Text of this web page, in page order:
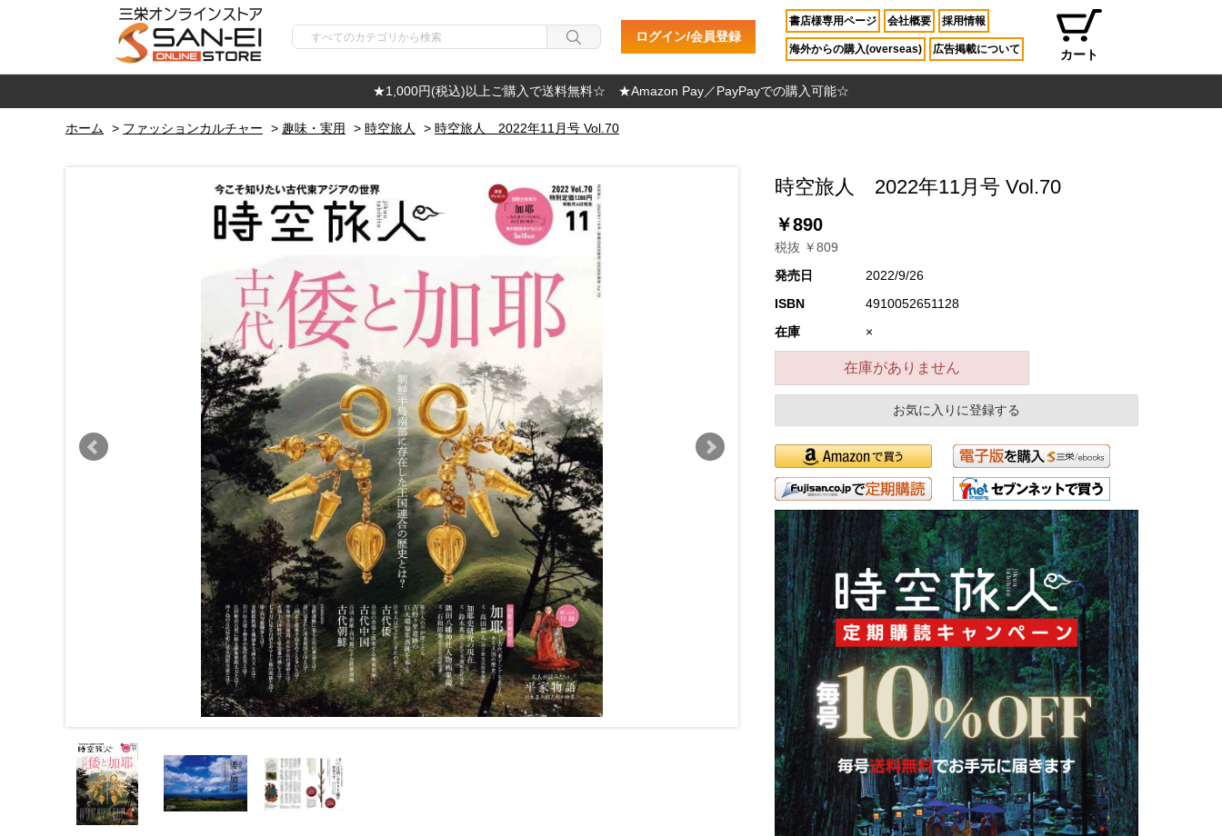
ログイン/会員登録
書店様専用ページ 会社概要 採用情報
海外からの購入(overseas) 広告掲載について カート
★1,000円(税込)以上ご購入で送料無料☆ ★Amazon Pay／PayPayでの購入可能☆
ホーム > ファッションカルチャー > 趣味・実用 > 時空旅人 > 時空旅人 2022年11月号 Vol.70
時空旅人 2022年11月号 Vol.70
￥890
税抜 ￥809
発売日
2022/9/26
ISBN
4910052651128
在庫
×
在庫がありません
お気に入りに登録する